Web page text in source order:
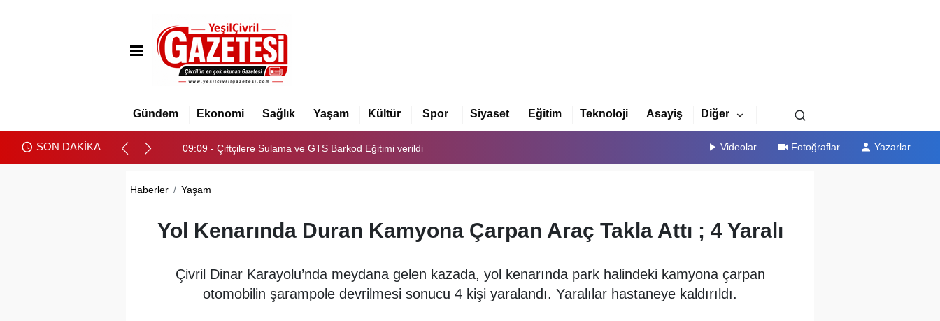
Gündem Ekonomi Sağlık Yaşam Kültür Spor Siyaset Eğitim Teknoloji Asayiş Diğer
SON DAKİKA
09:09 - Çiftçilere Sulama ve GTS Barkod Eğitimi verildi
09:14 - Meclis AB Destekli Sıfır Atık Projesine Oy Birliğiyle Onay Verdi
09:09 - Çiftçilere Sulama ve GTS Barkod Eğitimi verildi Videolar Fotoğraflar Yazarlar
Haberler Yaşam
Yol Kenarında Duran Kamyona Çarpan Araç Takla Attı ; 4 Yaralı
Çivril Dinar Karayolu’nda meydana gelen kazada, yol kenarında park halindeki kamyona çarpan
otomobilin şarampole devrilmesi sonucu 4 kişi yaralandı. Yaralılar hastaneye kaldırıldı.